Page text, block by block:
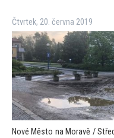
Čtvrtek, 20. června 2019
Nové Město na Moravě /